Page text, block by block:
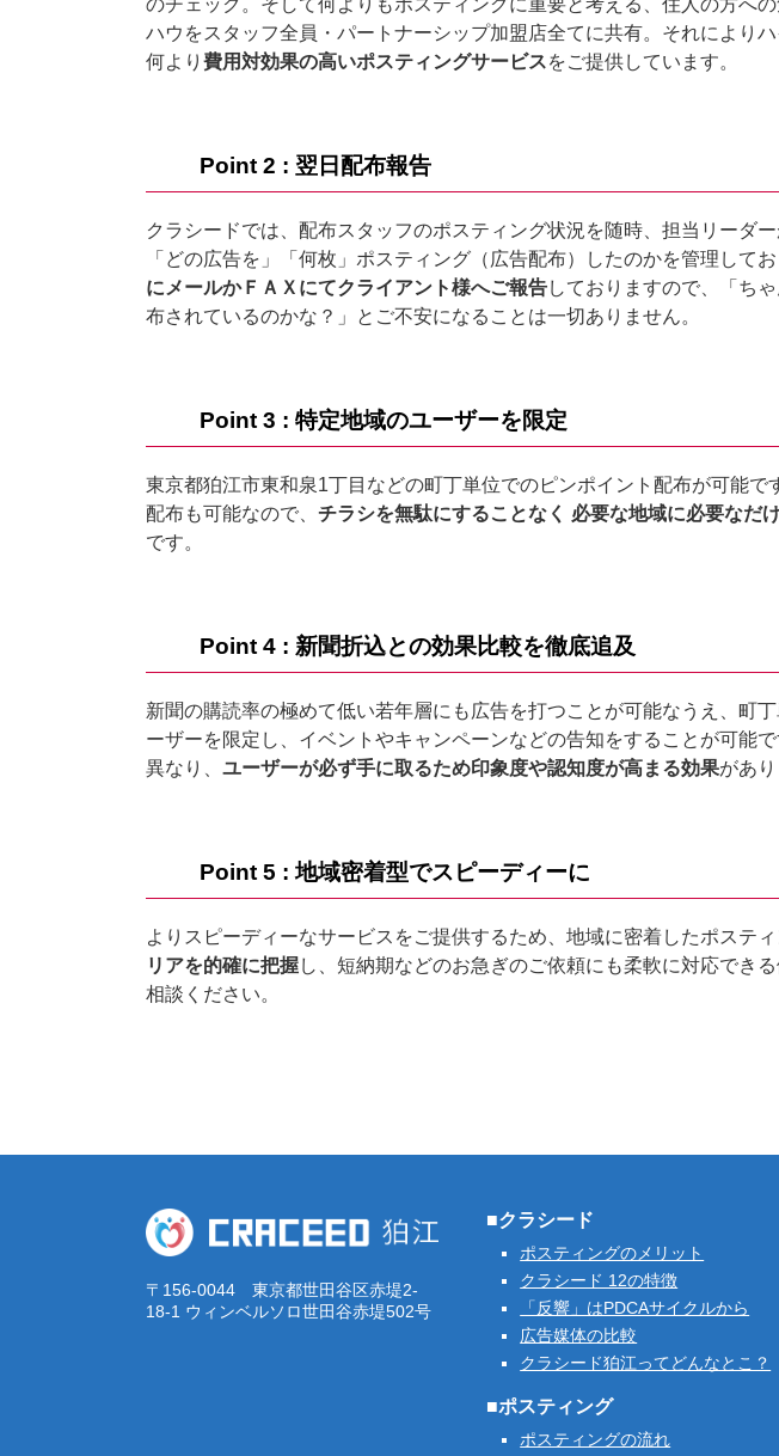
のチェック。そして何よりもポスティングに重要と考える、住人の方へ
ハウをスタッフ全員・パートナーシップ加盟店全てに共有。それにより
何より 費用対効果の高いポスティングサービスをご提供しています。
Point 2 : 翌日配布報告
クラシードでは、配布スタッフのポスティング状況を随時、担当リーダ
「どの広告を」「何枚」ポスティング（広告配布）したのかを管理してお
にメールかＦＡＸにてクライアント様へご報告しておりますので、「ち
布されているのかな？」とご不安になることは一切ありません。
Point 3 : 特定地域のユーザーを限定
東京都狛江市東和泉1丁目などの町丁単位でのピンポイント配布が可能で
配布も可能なので、 チラシを無駄にすることなく 必要な地域に必要なだ
です。
Point 4 : 新聞折込との効果比較を徹底追及
新聞の購読率の極めて低い若年層にも広告を打つことが可能なうえ、町
ーザーを限定し、イベントやキャンペーンなどの告知をすることが可能
異なり、 ユーザーが必ず手に取るため印象度や認知度が高まる効果があり
Point 5 : 地域密着型でスピーディーに
よりスピーディーなサービスをご提供するため、地域に密着したポスティ
リアを的確に把握し、短納期などのお急ぎのご依頼にも柔軟に対応でき
相談ください。
〒156-0044 東京都世田谷区赤堤2-
18-1 ウィンベルソロ世田谷赤堤502号
■クラシード
ポスティングのメリット
クラシード 12の特徴
「反響」はPDCAサイクルから
広告媒体の比較
クラシード狛江ってどんなとこ？
■ポスティング
ポスティングの流れ